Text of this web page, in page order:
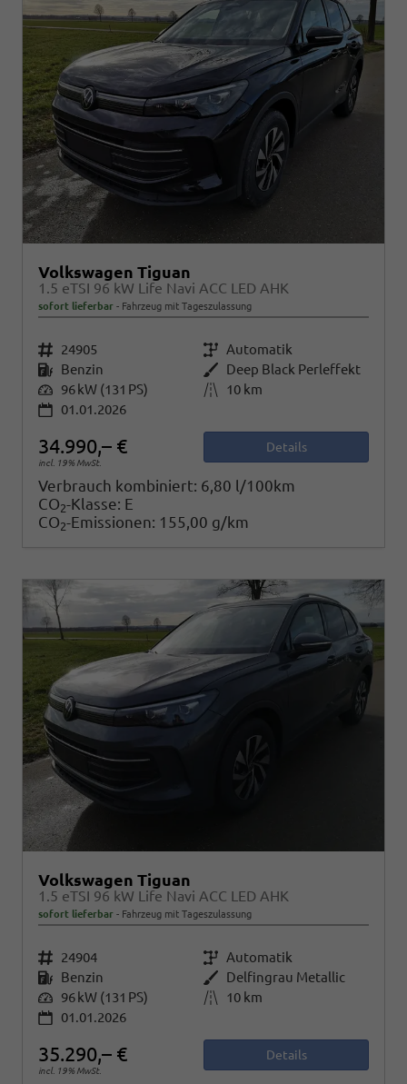
Volkswagen Tiguan
1.5 eTSI 96 kW Life Navi ACC LED AHK
sofort lieferbar Fahrzeug mit Tageszulassung
Fahrzeugnr. 24905 Getriebe Automatik
Kraftstoff Benzin Außenfarbe Deep Black Perleffekt
Leistung 96 kW (131 PS) Kilometerstand
10 km
01.01.2026
34.990,– €
incl. 19% MwSt.
Details
Verbrauch kombiniert: 6,80 l/100km
CO2-Klasse: E
CO2-Emissionen: 155,00 g/km
Volkswagen Tiguan
1.5 eTSI 96 kW Life Navi ACC LED AHK
sofort lieferbar Fahrzeug mit Tageszulassung
Fahrzeugnr. 24904 Getriebe Automatik
Kraftstoff Benzin Außenfarbe Delfingrau Metallic
Leistung 96 kW (131 PS) Kilometerstand
10 km
01.01.2026
35.290,– €
incl. 19% MwSt.
Details